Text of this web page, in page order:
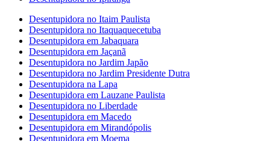
Desentupidora no Itaim Paulista
Desentupidora no Itaquaquecetuba
Desentupidora em Jabaquara
Desentupidora em Jaçanã
Desentupidora no Jardim Japão
Desentupidora no Jardim Presidente Dutra
Desentupidora na Lapa
Desentupidora em Lauzane Paulista
Desentupidora no Liberdade
Desentupidora em Macedo
Desentupidora em Mirandópolis
Desentupidora em Moema